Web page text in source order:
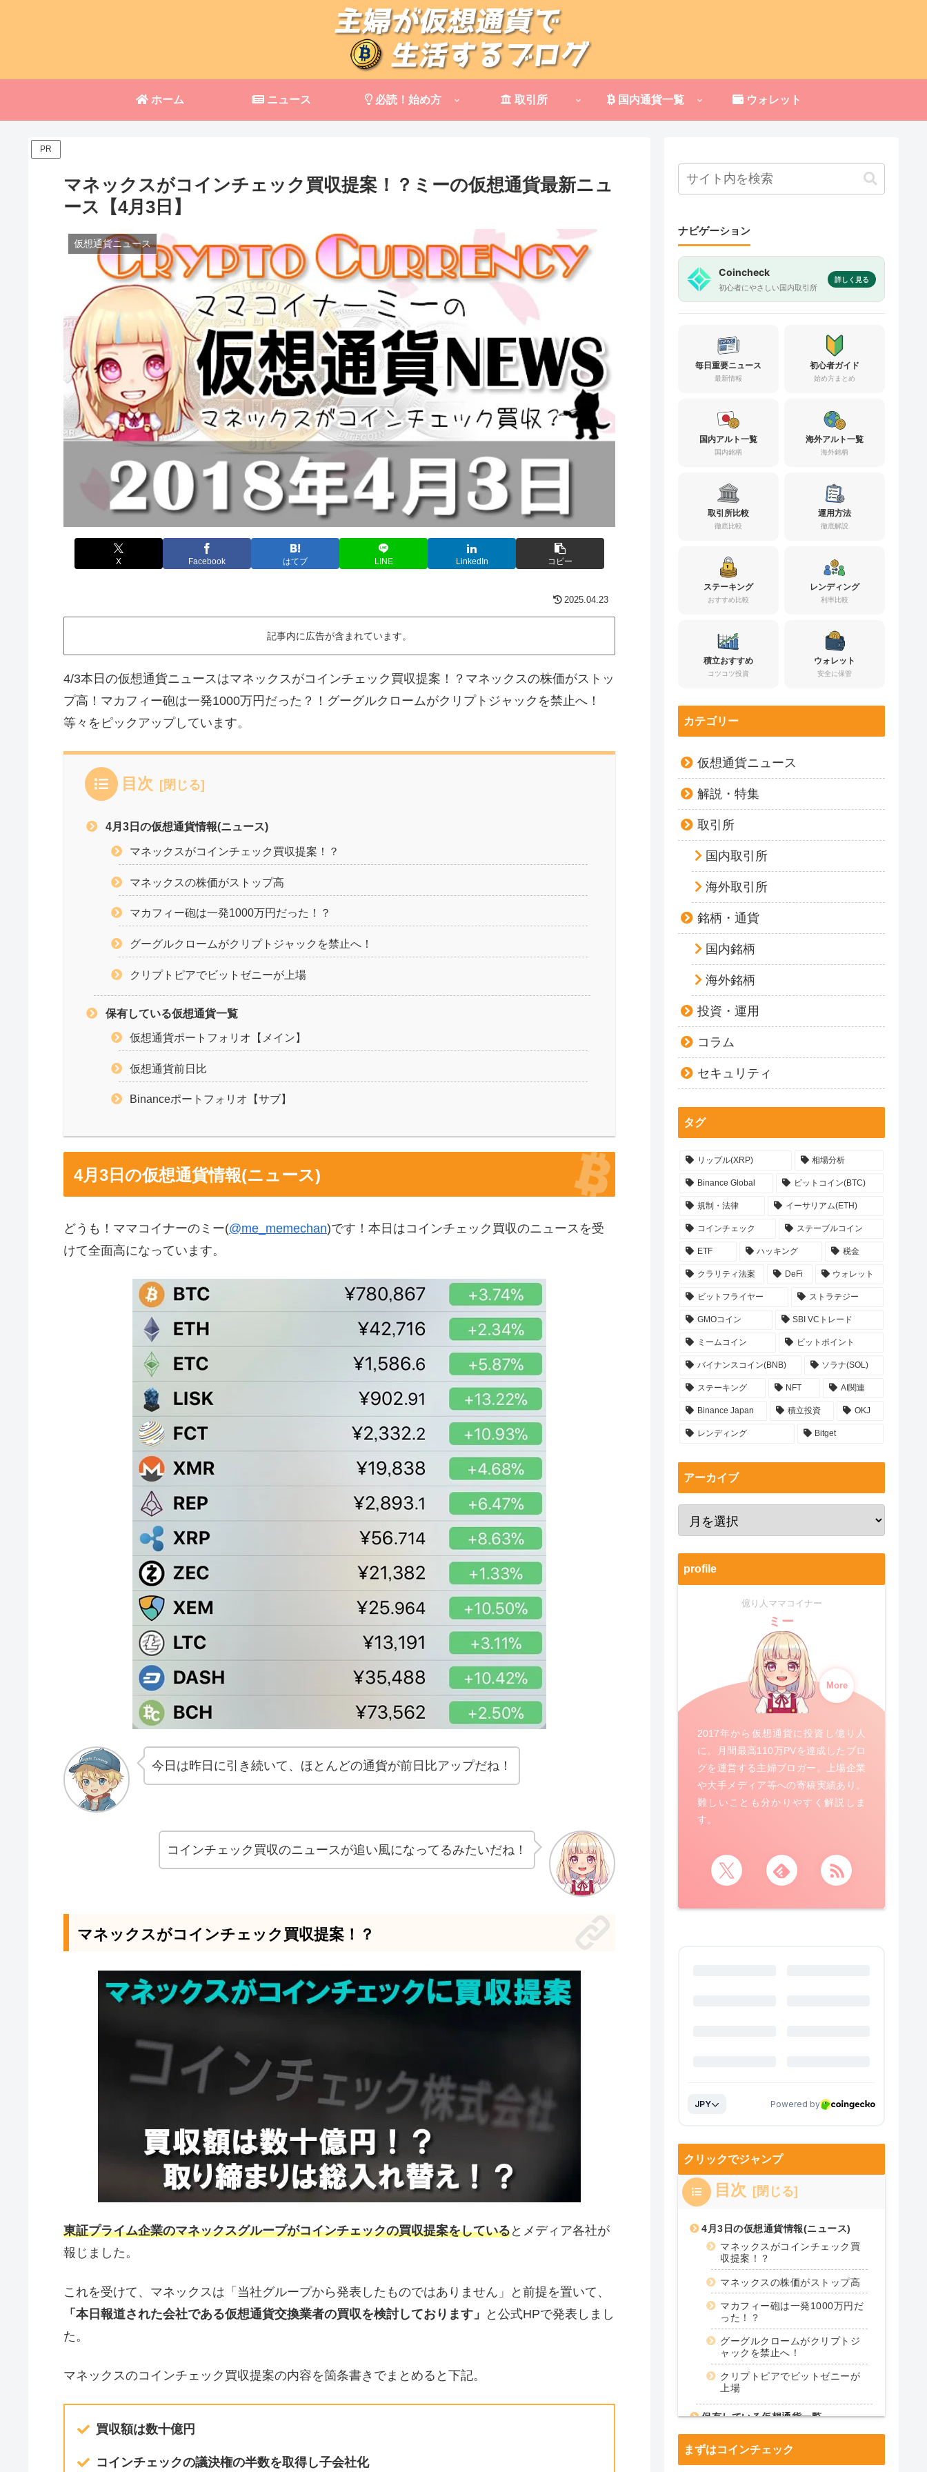
ホーム ニュース 必読！始め方 取引所 国内通貨一覧 ウォレット
PR
マネックスがコインチェック買収提案！？ミーの仮想通貨最新ニュ
ース【4月3日】
仮想通貨ニュース
X Facebook はてブ LINE LinkedIn コピー
2025.04.23
記事内に広告が含まれています。
4/3本日の仮想通貨ニュースはマネックスがコインチェック買収提案！？マネックスの株価がストッ
プ高！マカフィー砲は一発1000万円だった？！グーグルクロームがクリプトジャックを禁止へ！
等々をピックアップしています。
目次
4月3日の仮想通貨情報(ニュース)
マネックスがコインチェック買収提案！？
マネックスの株価がストップ高
マカフィー砲は一発1000万円だった！？
グーグルクロームがクリプトジャックを禁止へ！
クリプトピアでビットゼニーが上場
保有している仮想通貨一覧
仮想通貨ポートフォリオ【メイン】
仮想通貨前日比
Binanceポートフォリオ【サブ】
4月3日の仮想通貨情報(ニュース)
どうも！ママコイナーのミー(@me_memechan)です！本日はコインチェック買収のニュースを受
けて全面高になっています。
今日は昨日に引き続いて、ほとんどの通貨が前日比アップだね！
コインチェック買収のニュースが追い風になってるみたいだね！
マネックスがコインチェック買収提案！？
東証プライム企業のマネックスグループがコインチェックの買収提案をしているとメディア各社が
報じました。
これを受けて、マネックスは「当社グループから発表したものではありません」と前提を置いて、
「本日報道された会社である仮想通貨交換業者の買収を検討しております」
と公式HPで発表しまし
た。
マネックスのコインチェック買収提案の内容を箇条書きでまとめると下記。
買収額は数十億円
コインチェックの議決権の半数を取得し子会社化
ナビゲーション
Coincheck
初心者にやさしい国内取引所
詳しく見る
毎日重要ニュース
最新情報
初心者ガイド
始め方まとめ
国内アルト一覧
国内銘柄
海外アルト一覧
海外銘柄
取引所比較
徹底比較
運用方法
徹底解説
ステーキング
おすすめ比較
レンディング
利率比較
積立おすすめ
コツコツ投資
ウォレット
安全に保管
カテゴリー
仮想通貨ニュース
解説・特集
取引所
国内取引所
海外取引所
銘柄・通貨
国内銘柄
海外銘柄
投資・運用
コラム
セキュリティ
タグ
リップル(XRP) 相場分析
Binance Global ビットコイン(BTC)
規制・法律 イーサリアム(ETH)
コインチェック ステーブルコイン
ETF ハッキング 税金
クラリティ法案 DeFi ウォレット
ビットフライヤー ストラテジー
GMOコイン SBI VCトレード
ミームコイン ビットポイント
バイナンスコイン(BNB) ソラナ(SOL)
ステーキング NFT AI関連
Binance Japan 積立投資 OKJ
レンディング Bitget
アーカイブ
profile
億り人ママコイナー
ミー
More
2017年から仮想通貨に投資し億り人
に。月間最高110万PVを達成したブロ
グを運営する主婦ブロガー。上場企業
や大手メディア等への寄稿実績あり。
難しいことも分かりやすく解説しま
す。
クリックでジャンプ
目次
4月3日の仮想通貨情報(ニュース)
マネックスがコインチェック買
収提案！？
マネックスの株価がストップ高
マカフィー砲は一発1000万円だ
った！？
グーグルクロームがクリプトジ
ャックを禁止へ！
クリプトピアでビットゼニーが
上場
保有している仮想通貨一覧
仮想通貨ポートフォリオ【メイ
ン】
まずはコインチェック